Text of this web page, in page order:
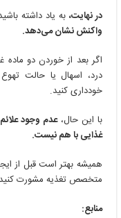
در نهایت، به یاد داشته
واکنش نشان می‌دهد.
اگر بعد از خوردن دو ماده
درد، اسهال یا حالت
خودداری کنید.
با این حال،عدم وجود
غذایی با هم نیست.
همیشه بهتر است قبل از
متخصص تغذیه مشورت
منابع: